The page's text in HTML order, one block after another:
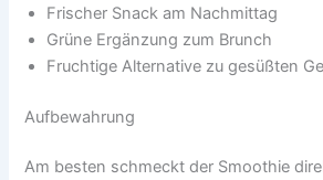
Frischer Snack am Nachmittag
Grüne Ergänzung zum Brunch
Fruchtige Alternative zu gesüßten
Aufbewahrung
Am besten schmeckt der Smoothie